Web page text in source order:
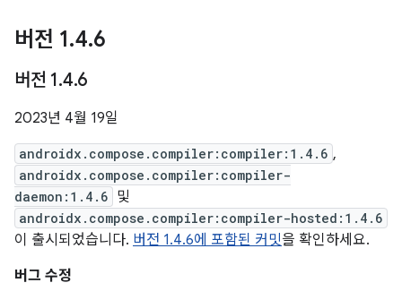
버전 1.4.6
버전 1.4.6
2023년 4월 19일
androidx.compose.compiler:compiler:1.4.6 ,
androidx.compose.compiler:compiler-
daemon:1.4.6 및
androidx.compose.compiler:compiler-hosted:1.4.6
이 출시되었습니다. 버전 1.4.6에 포함된 커밋을 확인하세요.
버그 수정